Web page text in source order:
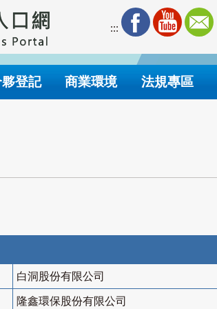
:::
登記 商業環境 法規專區
白洞股份有限公司
隆鑫環保股份有限公司